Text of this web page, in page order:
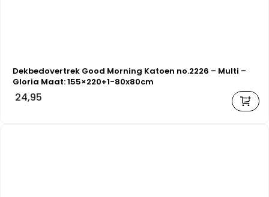
Dekbedovertrek Good Morning Katoen no.2226 – Multi –
Gloria Maat: 155×220+1-80x80cm
24,95